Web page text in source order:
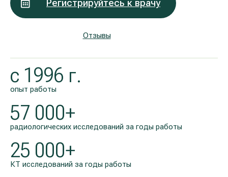
Регистрируйтесь к врачу
Отзывы
с 1996 г.
oпыт работы
57 000+
радиологических исследований за годы работы
25 000+
КТ исследований за годы работы